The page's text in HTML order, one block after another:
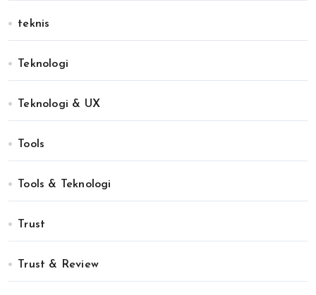
teknis
Teknologi
Teknologi & UX
Tools
Tools & Teknologi
Trust
Trust & Review